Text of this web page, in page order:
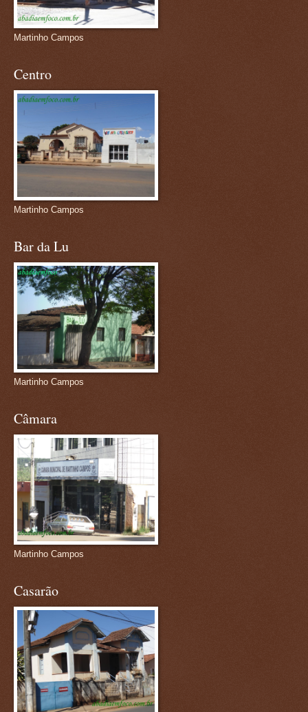
Martinho Campos
Centro
Martinho Campos
Bar da Lu
Martinho Campos
Câmara
Martinho Campos
Casarão